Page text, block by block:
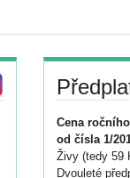
Cena
od čísla 1/
Živy (tedy 59
Dvouleté